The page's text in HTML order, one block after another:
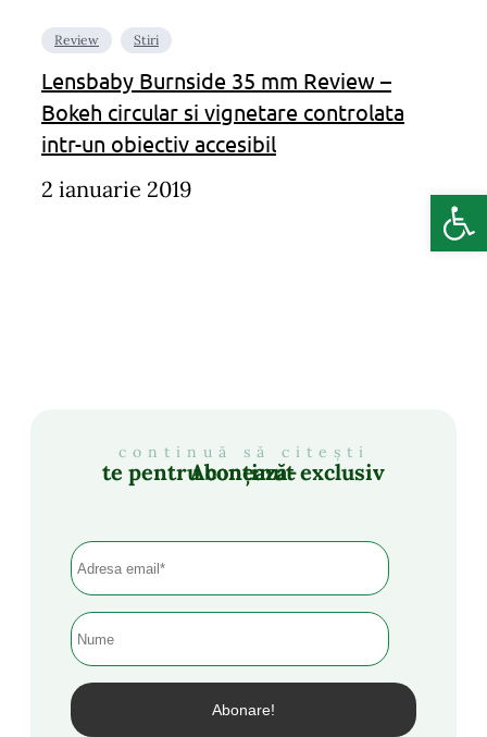
Review Stiri
Lensbaby Burnside 35 mm Review –
Bokeh circular si vignetare controlata
intr-un obiectiv accesibil
2 ianuarie 2019
continuă să citești
Abonează-te pentru conținut exclusiv